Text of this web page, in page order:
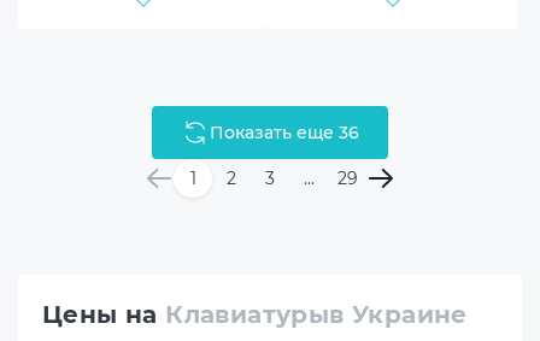
Показать еще 36
1 2 3 ... 29
Цены на Клавиатурыв Украине